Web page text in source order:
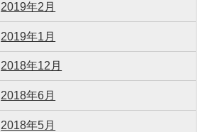
2019年2月
2019年1月
2018年12月
2018年6月
2018年5月